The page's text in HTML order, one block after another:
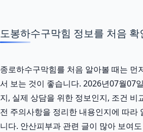
도봉하수구막힘 정보를 처음
종로하수구막힘를 처음 알아볼 때는 먼
서 보는 것이 좋습니다. 2026년07월07
지, 실제 상담을 위한 정보인지, 조건 비
전 주의사항을 정리한 내용인지에 따라
니다. 안산피부과 관련 글이 많아 보여